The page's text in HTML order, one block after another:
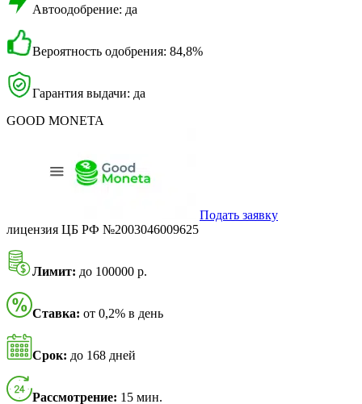
Автоодобрение: да
Вероятность одобрения: 84,8%
Гарантия выдачи: да
GOOD MONETA
Подать заявку
лицензия ЦБ РФ №2003046009625
Лимит: до 100000 р.
Ставка: от 0,2% в день
Срок: до 168 дней
Рассмотрение: 15 мин.